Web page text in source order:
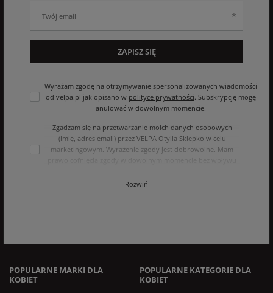
Wyrażam zgodę na otrzymywanie spersonalizowanych wiadomości
od velpa.pl jak opisano w polityce prywatności. Subskrypcję mogę
anulować w dowolnym momencie.
Zgadzam się na przetwarzanie moich danych osobowych
(imię, adres email) przez VELPA Otylia Skiepko w celu
marketingowym. Wyrażenie zgody jest dobrowolne. Mam
podstawie zgody przed jej cofnięciem. Mam prawo dostępu
Rozwiń
ZAPISZ SIĘ
POPULARNE MARKI DLA
KOBIET
POPULARNE KATEGORIE DLA
KOBIET